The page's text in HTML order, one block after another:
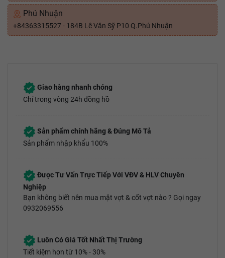
Phú Nhuận
+84363315527 - 184B Lê Văn Sỹ P10 Q.Phú Nhuận
Giao hàng nhanh chóng
Chỉ trong vòng 24h đồng hồ
Sản phẩm chính hãng & Đúng Mô Tả
Sản phẩm nhập khẩu 100%
Được Tư Vấn Trực Tiếp Với VĐV & HLV Chuyên
Nghiệp
Bạn không biết nên mua mặt vợt & cốt vợt nào ? Gọi ngay
0932069556
Luôn Có Giá Tốt Nhất Thị Trường
Tiết kiệm hơn từ 10% - 30%